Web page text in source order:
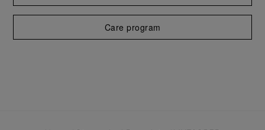
Care program